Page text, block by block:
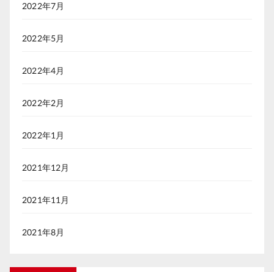
2022年7月
2022年5月
2022年4月
2022年2月
2022年1月
2021年12月
2021年11月
2021年8月